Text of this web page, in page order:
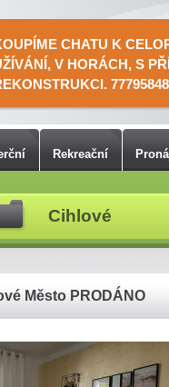
CHATU K
V HORÁCH, S
Rekreační
Cihlové
Město PRODÁNO